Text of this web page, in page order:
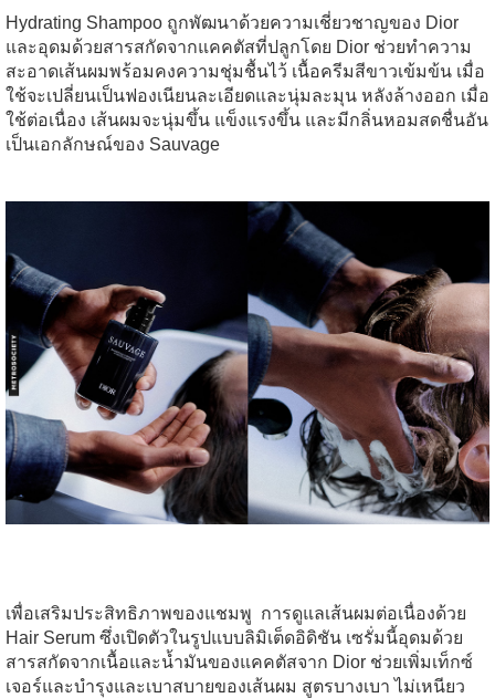
Hydrating Shampoo ถูกพัฒนาด้วยความเชี่ยวชาญของ Dior
และอุดมด้วยสารสกัดจากแคคตัสที่ปลูกโดย Dior ช่วยทำความ
สะอาดเส้นผมพร้อมคงความชุ่มชื้นไว้ เนื้อครีมสีขาวเข้มข้น เมื่อ
ใช้จะเปลี่ยนเป็นฟองเนียนละเอียดและนุ่มละมุน หลังล้างออก เมื่อ
ใช้ต่อเนื่อง เส้นผมจะนุ่มขึ้น แข็งแรงขึ้น และมีกลิ่นหอมสดชื่นอัน
เป็นเอกลักษณ์ของ Sauvage
เพื่อเสริมประสิทธิภาพของแชมพู การดูแลเส้นผมต่อเนื่องด้วย
Hair Serum ซึ่งเปิดตัวในรูปแบบลิมิเต็ดอิดิชัน เซรั่มนี้อุดมด้วย
สารสกัดจากเนื้อและน้ำมันของแคคตัสจาก Dior ช่วยเพิ่มเท็กซ์
เจอร์และบำรุงและเบาสบายของเส้นผม สูตรบางเบา ไม่เหนียว